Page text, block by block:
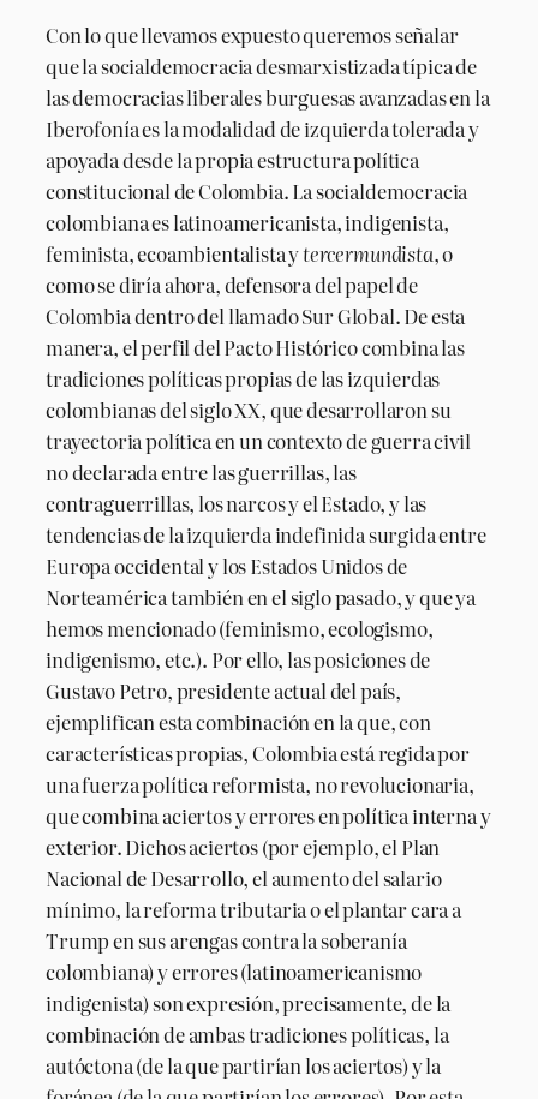
Con lo que llevamos expuesto queremos señalar
que la socialdemocracia desmarxistizada típica de
las democracias liberales burguesas avanzadas en la
Iberofonía es la modalidad de izquierda tolerada y
apoyada desde la propia estructura política
constitucional de Colombia. La socialdemocracia
colombiana es latinoamericanista, indigenista,
feminista, ecoambientalista ytercermundista, o
como se diría ahora, defensora del papel de
Colombia dentro del llamado Sur Global. De esta
manera, el perfil del Pacto Histórico combina las
tradiciones políticas propias de las izquierdas
colombianas del siglo XX, que desarrollaron su
trayectoria política en un contexto de guerra civil
no declarada entre las guerrillas, las
contraguerrillas, los narcos y el Estado, y las
tendencias de la izquierda indefinida surgida entre
Europa occidental y los Estados Unidos de
Norteamérica también en el siglo pasado, y que ya
hemos mencionado (feminismo, ecologismo,
indigenismo, etc.). Por ello, las posiciones de
Gustavo Petro, presidente actual del país,
ejemplifican esta combinación en la que, con
características propias, Colombia está regida por
una fuerza política reformista, no revolucionaria,
que combina aciertos y errores en política interna y
exterior. Dichos aciertos (por ejemplo, el Plan
Nacional de Desarrollo, el aumento del salario
mínimo, la reforma tributaria o el plantar cara a
Trump en sus arengas contra la soberanía
colombiana) y errores (latinoamericanismo
indigenista) son expresión, precisamente, de la
combinación de ambas tradiciones políticas, la
autóctona (de la que partirían los aciertos) y la